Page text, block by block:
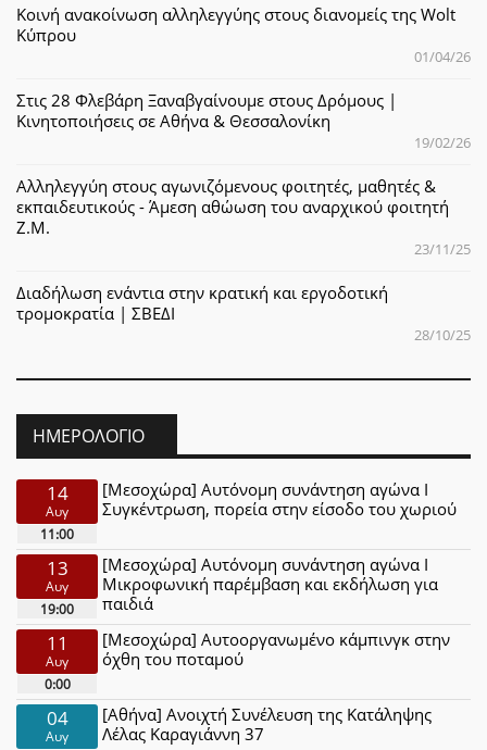
Κοινή ανακοίνωση αλληλεγγύης στους διανομείς της Wolt
Κύπρου
01/04/26
Στις 28 Φλεβάρη Ξαναβγαίνουμε στους Δρόμους |
Κινητοποιήσεις σε Αθήνα & Θεσσαλονίκη
19/02/26
Αλληλεγγύη στους αγωνιζόμενους φοιτητές, μαθητές &
εκπαιδευτικούς - Άμεση αθώωση του αναρχικού φοιτητή
Ζ.Μ.
23/11/25
Διαδήλωση ενάντια στην κρατική και εργοδοτική
τρομοκρατία | ΣΒΕΔΙ
28/10/25
ΗΜΕΡΟΛΌΓΙΟ
14
Αυγ
11:00
[Μεσοχώρα] Αυτόνομη συνάντηση αγώνα Ι
Συγκέντρωση, πορεία στην είσοδο του χωριού
13
Αυγ
19:00
[Μεσοχώρα] Αυτόνομη συνάντηση αγώνα Ι
Μικροφωνική παρέμβαση και εκδήλωση για
παιδιά
11
Αυγ
0:00
[Μεσοχώρα] Αυτοοργανωμένο κάμπινγκ στην
όχθη του ποταμού
04
Αυγ
[Αθήνα] Ανοιχτή Συνέλευση της Κατάληψης
Λέλας Καραγιάννη 37